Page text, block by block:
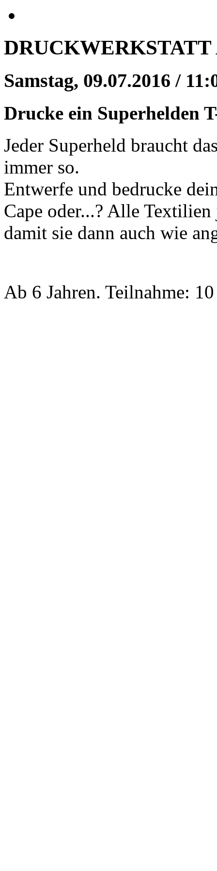
Samstag, 09.07.2016 /
Drucke ein Superhelden
Jeder Superheld braucht
immer so.
Entwerfe und bedrucke
Cape oder...? Alle
damit sie dann auch wie
Ab 6 Jahren. Teilnahme: